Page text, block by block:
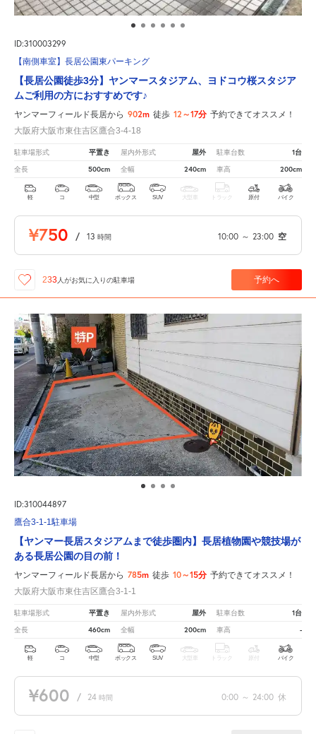
ID:310003299
【南側車室】長居公園東パーキング
【長居公園徒歩3分】ヤンマースタジアム、ヨドコウ桜スタジア
ムご利用の方におすすめです♪
ヤンマーフィールド長居から 902m 徒歩 12～17分 予約できてオススメ！
大阪府大阪市東住吉区鷹合3-4-18
駐車場形式 平置き 屋内外形式 屋外 駐車台数 1台
全長 500cm 全幅 240cm 車高 200cm
軽 コ 中型 ボックス SUV 大型車 トラック 原付 バイク
¥750 / 13 時間 10:00 ～ 23:00 空
233人がお気に入りの駐車場 予約へ
ID:310044897
鷹合3-1-1駐車場
【ヤンマー長居スタジアムまで徒歩圏内】長居植物園や競技場が
ある長居公園の目の前！
ヤンマーフィールド長居から 785m 徒歩 10～15分 予約できてオススメ！
大阪府大阪市東住吉区鷹合3-1-1
駐車場形式 平置き 屋内外形式 屋外 駐車台数 1台
全長 460cm 全幅 200cm 車高 -
軽 コ 中型 ボックス SUV 大型車 トラック 原付 バイク
¥600 / 24 時間 0:00 ～ 24:00 休